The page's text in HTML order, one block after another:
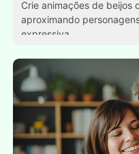
Crie animações de beijos
aproximando
expressiva.